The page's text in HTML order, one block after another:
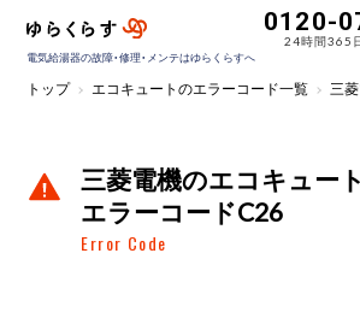
電気給湯器の故障・修理・メンテはゆらくらすへ
0120-
24時間365
トップ エコキュートのエラーコード一覧 三
三菱電機のエコキュー
エラーコードC26
Error Code